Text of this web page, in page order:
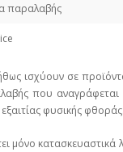
παραλαβής
ισχύουν σε
που
φυσικής φθοράς.
μόνο